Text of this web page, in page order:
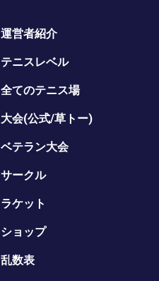
運営者紹介
テニスレベル
全てのテニス場
大会(公式/草トー)
ベテラン大会
サークル
ラケット
ショップ
乱数表